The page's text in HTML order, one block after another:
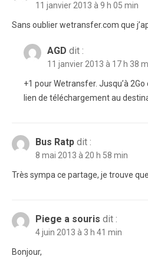
11 janvier 2013 à 9 h 05 min
Sans oublier wetransfer.com que
AGD dit :
11 janvier 2013 à 17 h 38
+1 pour Wetransfer. Jusqu’à
lien de téléchargement au
Bus Ratp dit :
8 mai 2013 à 20 h 58 min
Très sympa ce partage, je trouve
Piege a souris dit :
4 juin 2013 à 3 h 41 min
Bonjour,